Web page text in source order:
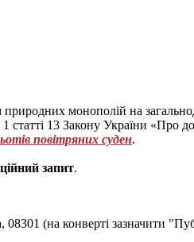
природних монополій на
статті 13 Закону України «Про
повітряних суден.
запит.
(на конверті зазначити